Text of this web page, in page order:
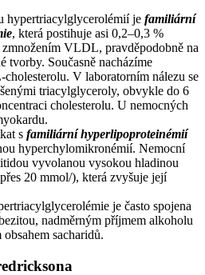
hypertriacylglycerolémií je familiární
, která postihuje asi 0,2–0,3 %
zmnožením VLDL, pravděpodobně na
tvorby. Současně nacházíme
V laboratorním nálezu se
triacylglyceroly, obvykle do 6
cholesterolu. U nemocných
s familiární hyperlipoproteinémií
hyperchylomikronémií. Nemocní
vyvolanou vysokou hladinou
20 mmol/), která zvyšuje její
je často spojena
nadměrným příjmem alkoholu
sacharidů.